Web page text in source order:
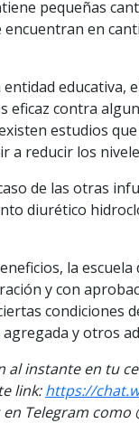
pequeñas
encuentran en
educativa,
eficaz contra
estudios
a reducir los
de las otras
diurético
la
y con
condiciones
y otros
al instante en tu
link:https://
Telegram